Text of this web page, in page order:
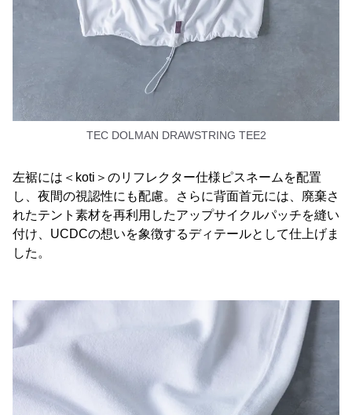
TEC DOLMAN DRAWSTRING TEE2
左裾には＜koti＞のリフレクター仕様ピスネームを配置
し、夜間の視認性にも配慮。さらに背面首元には、廃棄さ
れたテント素材を再利用したアップサイクルパッチを縫い
付け、UCDCの想いを象徴するディテールとして仕上げま
した。